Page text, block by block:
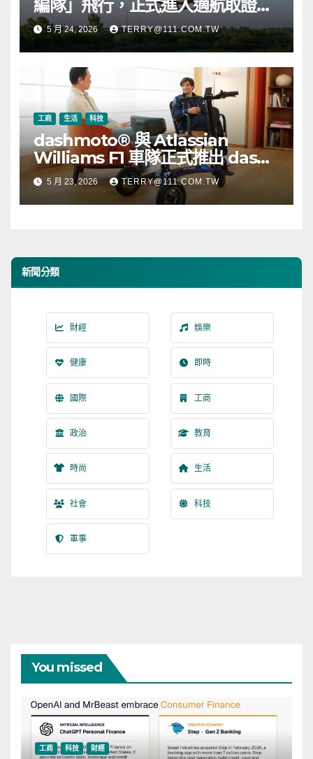
編隊」飛行，正式進入適航取證階
段5 月 24, 2026 TERRY@111.COM.TW
工商 生活 科技
dashmoto® 與 Atlassian
Williams F1 車隊正式推出 dash
3 Williams 版高效能電動滑板車
5 月 23, 2026 TERRY@111.COM.TW
新聞分類
財經 娛樂
健康 即時
國際 工商
政治 教育
時尚 生活
社會 科技
軍事
You missed
工商 科技 財經